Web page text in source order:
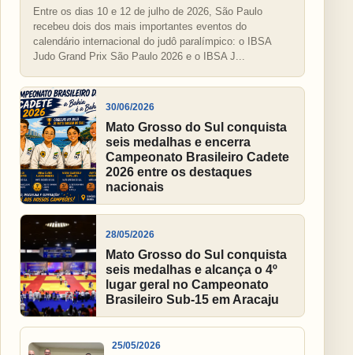
Entre os dias 10 e 12 de julho de 2026, São Paulo
recebeu dois dos mais importantes eventos do
calendário internacional do judô paralímpico: o IBSA
Judo Grand Prix São Paulo 2026 e o IBSA J...
30/06/2026
Mato Grosso do Sul conquista
seis medalhas e encerra
Campeonato Brasileiro Cadete
2026 entre os destaques
nacionais
28/05/2026
Mato Grosso do Sul conquista
seis medalhas e alcança o 4º
lugar geral no Campeonato
Brasileiro Sub-15 em Aracaju
25/05/2026